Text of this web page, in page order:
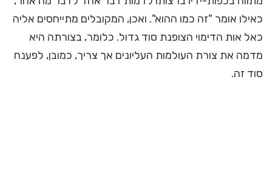
כאילו אומר "זה כמו ההוא". ואכן, המקובלים מתייחסים אליה
כאל אות הדימוי הצופנת סוד גדול. כלומר, בצורתה היא
מדמה את צורת העולמות העליונים אך צריך, כמובן, לפענח
סוד זה.